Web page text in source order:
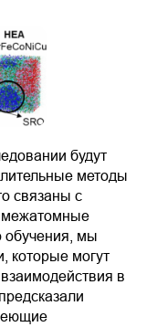
будут
методы
связаны с
обучения, мы
которые могут
в